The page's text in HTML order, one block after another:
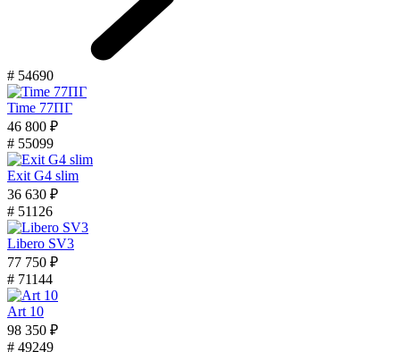
# 54690
Time 77ПГ
46 800 ₽
# 55099
Exit G4 slim
36 630 ₽
# 51126
Libero SV3
77 750 ₽
# 71144
Art 10
98 350 ₽
# 49249